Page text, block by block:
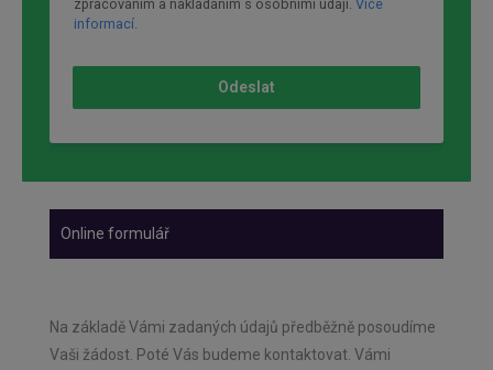
zpracováním a nakládáním s osobními údaji. Více
informací.
Odeslat
Online formulář
Na základě Vámi zadaných údajů předběžně posoudíme
Vaši žádost. Poté Vás budeme kontaktovat. Vámi